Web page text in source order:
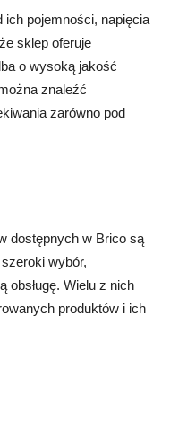
pojemności, napięcia
sklep oferuje
o wysoką jakość
znaleźć
zarówno pod
dostępnych w Brico są
wybór,
obsługę. Wielu z nich
produktów i ich